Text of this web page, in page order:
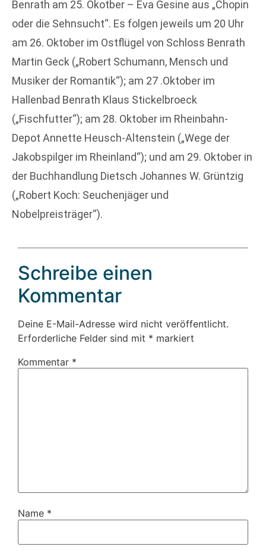
Benrath am 25. Okotber – Eva Gesine aus „Chopin
oder die Sehnsucht“. Es folgen jeweils um 20 Uhr
am 26. Oktober im Ostflügel von Schloss Benrath
Martin Geck („Robert Schumann, Mensch und
Musiker der Romantik“); am 27 .Oktober im
Hallenbad Benrath Klaus Stickelbroeck
(„Fischfutter“); am 28. Oktober im Rheinbahn-
Depot Annette Heusch-Altenstein („Wege der
Jakobspilger im Rheinland“); und am 29. Oktober in
der Buchhandlung Dietsch Johannes W. Grüntzig
(„Robert Koch: Seuchenjäger und
Nobelpreisträger“).
Schreibe einen
Kommentar
Deine E-Mail-Adresse wird nicht veröffentlicht.
Erforderliche Felder sind mit * markiert
Kommentar *
Name *